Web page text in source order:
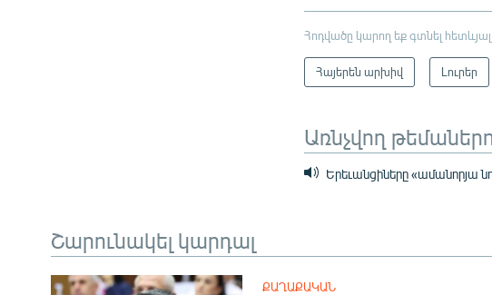
Հոդվածը կարող եք գտնել
Հայերեն արխիվ Լուրեր
Առնչվող
Երեւանցիները «ամանորյա
Շարունակել կարդալ
ՔԱՂԱՔԱԿԱՆ